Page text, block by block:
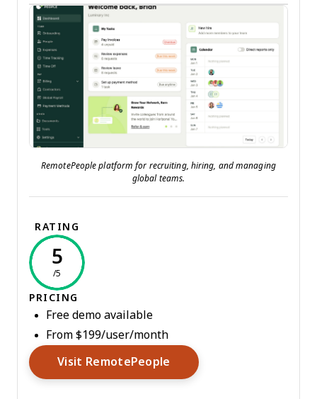
RemotePeople platform for recruiting, hiring, and managing
global teams.
RATING
5
/5
PRICING
Free demo available
From $199/user/month
Visit RemotePeople Opens New Window